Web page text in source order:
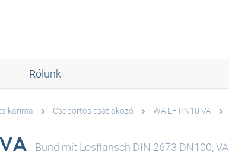
Rólunk
karima Csoportos csatlakozó WA LF PN10 VA
Bund mit Losflansch DIN 2673 DN100, VA